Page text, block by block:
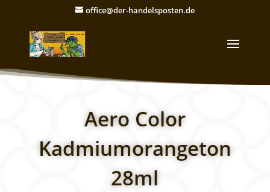
office@der-handelsposten.de
Aero Color
Kadmiumorangeton
28ml